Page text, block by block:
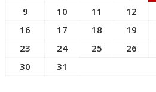
9
10 11 12
16
17 18 19
23
24 25 26
30
31